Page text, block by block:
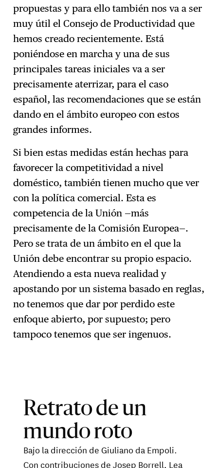
propuestas y para ello también nos va a ser
muy útil el Consejo de Productividad que
hemos creado recientemente. Está
poniéndose en marcha y una de sus
principales tareas iniciales va a ser
precisamente aterrizar, para el caso
español, las recomendaciones que se están
dando en el ámbito europeo con estos
grandes informes.
Si bien estas medidas están hechas para
favorecer la competitividad a nivel
doméstico, también tienen mucho que ver
con la política comercial. Esta es
competencia de la Unión —más
precisamente de la Comisión Europea—.
Pero se trata de un ámbito en el que la
Unión debe encontrar su propio espacio.
Atendiendo a esta nueva realidad y
apostando por un sistema basado en reglas,
no tenemos que dar por perdido este
enfoque abierto, por supuesto; pero
tampoco tenemos que ser ingenuos.
Retrato de un
mundo roto
Bajo la dirección de Giuliano da Empoli.
Con contribuciones de Josep Borrell, Lea